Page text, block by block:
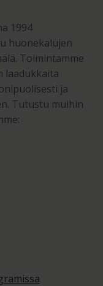
1994
huonekalujen
Toimintamme
laadukkaita
ja
Tutustu muihin